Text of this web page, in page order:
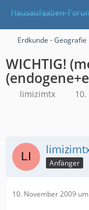
Erdkunde - Geografie
WICHTIG!
limizimtx
Anfänger
10. November 2009